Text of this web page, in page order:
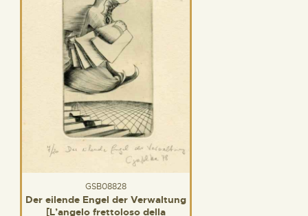
GSB08828
Der eilende Engel der Verwaltung
[L’angelo frettoloso della